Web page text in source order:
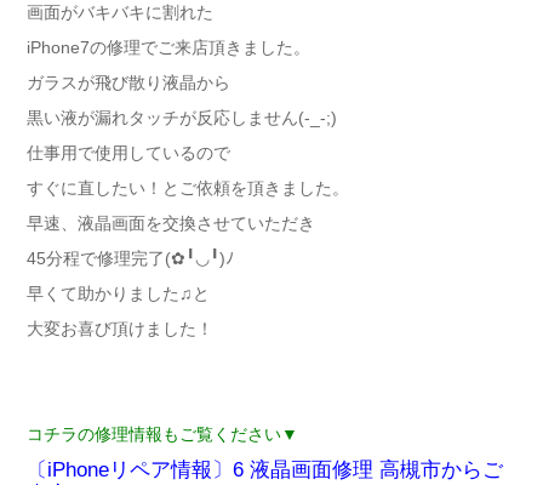
画面がバキバキに割れた
iPhone7の修理でご来店頂きました。
ガラスが飛び散り液晶から
黒い液が漏れタッチが反応しません(-_-;)
仕事用で使用しているので
すぐに直したい！とご依頼を頂きました。
早速、液晶画面を交換させていただき
45分程で修理完了(✿╹◡╹)ﾉ
早くて助かりました♫と
大変お喜び頂けました！
コチラの修理情報もご覧ください▼
〔iPhoneリペア情報〕6 液晶画面修理 高槻市からご